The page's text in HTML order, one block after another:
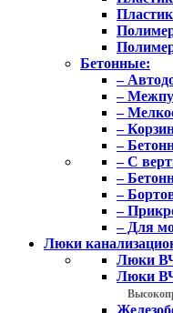
Бетонные:
–
–
–
–
–
– С
–
–
–
– Для
Люки
Люки
Люки